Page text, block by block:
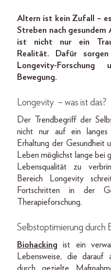
Altern ist kein Zufall –
Streben nach
ist nicht
nur ein
Realität. Dafür
­Longevity-
Bewegung.
Longevity – was ist das?
Der Trendbegriff der
nicht nur auf ein
Erhaltung der Gesundheit
Leben möglichst lange bei
Lebensqualität zu
Bereich Longevity
Fortschritten in der
Therapieforschung.
Selbst­optimierung durch
Biohacking ist ein
Lebensweise, die